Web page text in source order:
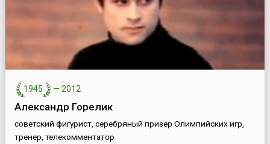
1945 — 2012
Александр Горелик
советский фигурист, серебряный призер Олимпийских игр,
тренер, телекомментатор